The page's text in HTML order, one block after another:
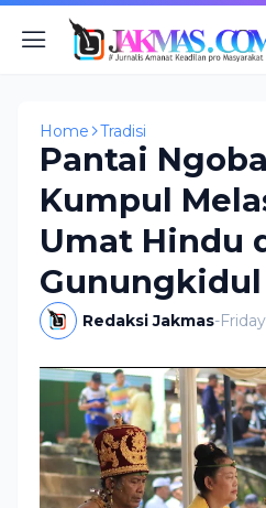
Home Tradisi
Pantai
Kumpul
Umat Hindu
Gunungkidul
Redaksi Jakmas-